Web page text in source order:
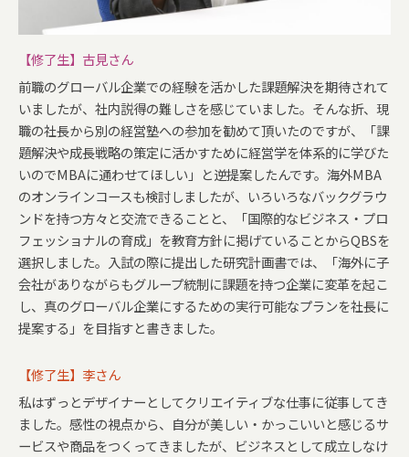
【修了生】古見さん
前職のグローバル企業での経験を活かした課題解決を期待されて
いましたが、社内説得の難しさを感じていました。そんな折、現
職の社長から別の経営塾への参加を勧めて頂いたのですが、「課
題解決や成長戦略の策定に活かすために経営学を体系的に学びた
いのでMBAに通わせてほしい」と逆提案したんです。海外MBA
のオンラインコースも検討しましたが、いろいろなバックグラウ
ンドを持つ方々と交流できることと、「国際的なビジネス・プロ
フェッショナルの育成」を教育方針に掲げていることからQBSを
選択しました。入試の際に提出した研究計画書では、「海外に子
会社がありながらもグループ統制に課題を持つ企業に変革を起こ
し、真のグローバル企業にするための実行可能なプランを社長に
提案する」を目指すと書きました。
【修了生】李さん
私はずっとデザイナーとしてクリエイティブな仕事に従事してき
ました。感性の視点から、自分が美しい・かっこいいと感じるサ
ービスや商品をつくってきましたが、ビジネスとして成立しなけ